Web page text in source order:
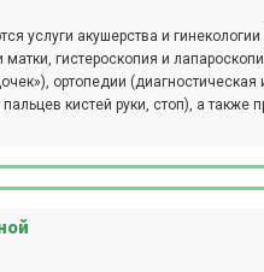
услуги акушерства и гинекологии
гистероскопия и
ортопедии (диагностическая
кистей руки, стоп), а также
герниопластика) и
фитнес, ударно-волновая